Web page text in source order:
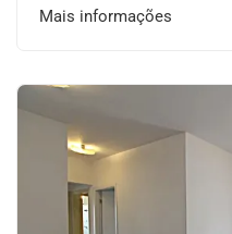
Mais informações